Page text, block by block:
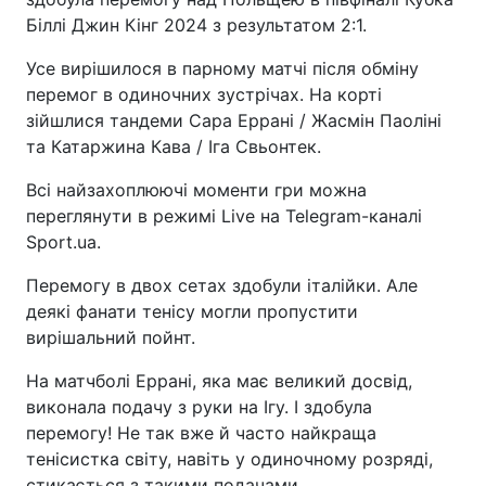
Біллі Джин Кінг 2024 з результатом 2:1.
Усе вирішилося в парному матчі після обміну
перемог в одиночних зустрічах. На корті
зійшлися тандеми Сара Еррані / Жасмін Паоліні
та Катаржина Кава / Іга Свьонтек.
Всі найзахоплюючі моменти гри можна
переглянути в режимі Live на Telegram-каналі
Sport.ua.
Перемогу в двох сетах здобули італійки. Але
деякі фанати тенісу могли пропустити
вирішальний пойнт.
На матчболі Еррані, яка має великий досвід,
виконала подачу з руки на Ігу. І здобула
перемогу! Не так вже й часто найкраща
тенісистка світу, навіть у одиночному розряді,